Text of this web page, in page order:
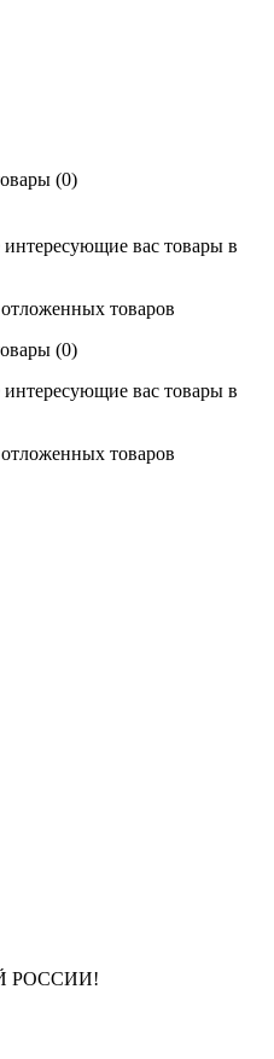
(0)
вас товары в
товаров
(0)
вас товары в
товаров
РОССИИ!